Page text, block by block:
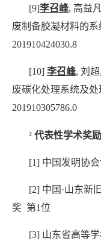
[9]李召峰, 高益
废制备胶凝材料的系
201910424030.8
[10] 李召峰, 刘超,
废碳化处理系统及处
201910305786.0
² 代表性学术奖励
[1] 中国发明协
[2] 中国·山东新
奖 第1位
[3] 山东省高等